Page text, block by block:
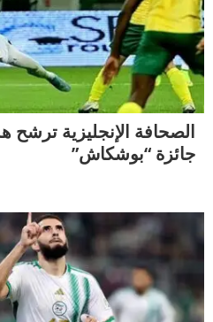
الصحافة الإنجليزية
جائزة “بوشكاش”